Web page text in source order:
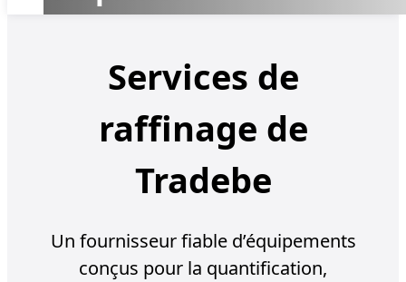
Services de
raffinage de
Tradebe
Un fournisseur fiable d’équipements
conçus pour la quantification,